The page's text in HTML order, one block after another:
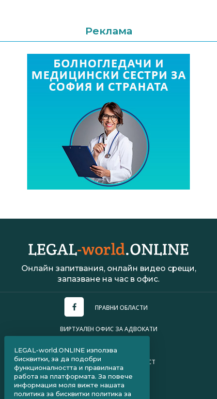
Реклама
Онлайн запитвания, онлайн видео срещи,
запазване на час в офис.
ПРАВНИ ОБЛАСТИ
ВИРТУАЛЕН ОФИС ЗА АДВОКАТИ
ПОЛИТИКА ЗА ПОВЕРИТЕЛНОСТ
ЧЗВ ЗА КЛИЕНТИ
ЧЗВ ЗА АДВОКАТИ
LEGAL-world.ONLINE използва
бисквитки, за да подобри
функционалността и правилната
работа на платформата. За повече
информация моля вижте нашата
политика за бисквитки политика за